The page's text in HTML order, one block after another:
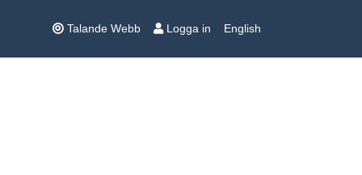
Talande Webb Logga in English